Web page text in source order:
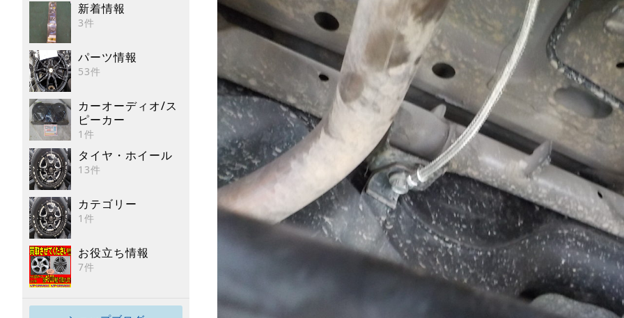
新着情報
3件
パーツ情報
53件
カーオーディオ/ス
ピーカー
1件
タイヤ・ホイール
13件
カテゴリー
1件
お役立ち情報
7件